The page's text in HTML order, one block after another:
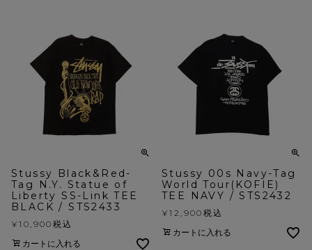
Stussy Black&Red-
Tag N.Y. Statue of
Liberty SS-Link TEE
BLACK / STS2433
¥10,900 税込
カートに入れる
Stussy 00s Navy-Tag
World Tour(KOFIE)
TEE NAVY / STS2432
¥12,900 税込
カートに入れる